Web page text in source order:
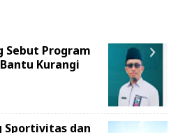
Sebut Program
Kurangi
Sportivitas dan